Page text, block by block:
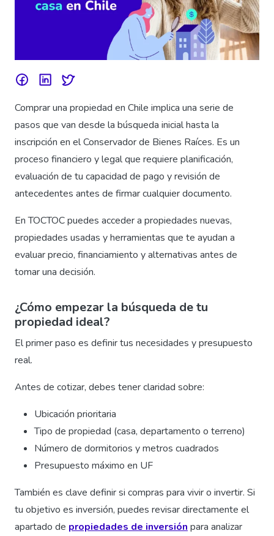
Comprar una propiedad en Chile implica una serie de
pasos que van desde la búsqueda inicial hasta la
inscripción en el Conservador de Bienes Raíces. Es un
proceso financiero y legal que requiere planificación,
evaluación de tu capacidad de pago y revisión de
antecedentes antes de firmar cualquier documento.
En TOCTOC puedes acceder a propiedades nuevas,
propiedades usadas y herramientas que te ayudan a
evaluar precio, financiamiento y alternativas antes de
tomar una decisión.
¿Cómo empezar la búsqueda de tu
propiedad ideal?
El primer paso es definir tus necesidades y presupuesto
real.
Antes de cotizar, debes tener claridad sobre:
Ubicación prioritaria
Tipo de propiedad (casa, departamento o terreno)
Número de dormitorios y metros cuadrados
Presupuesto máximo en UF
También es clave definir si compras para vivir o invertir. Si
tu objetivo es inversión, puedes revisar directamente el
apartado de propiedades de inversión para analizar